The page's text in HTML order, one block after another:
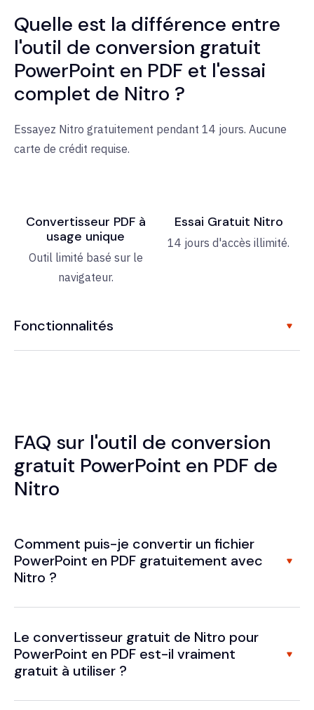
Quelle est la différence entre
l'outil de conversion gratuit
PowerPoint en PDF et l'essai
complet de Nitro ?
Essayez Nitro gratuitement pendant 14 jours. Aucune
carte de crédit requise.
Convertisseur PDF à
usage unique
Outil limité basé sur le
navigateur.
Essai Gratuit Nitro
14 jours d'accès illimité.
Fonctionnalités
FAQ sur l'outil de conversion
gratuit PowerPoint en PDF de
Nitro
Comment puis-je convertir un fichier
PowerPoint en PDF gratuitement avec
Nitro ?
Le convertisseur gratuit de Nitro pour
PowerPoint en PDF est-il vraiment
gratuit à utiliser ?